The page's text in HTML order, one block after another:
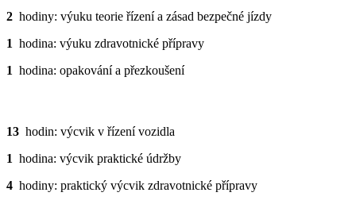
2 hodiny: výuku teorie řízení a zásad bezpečné jízdy
1 hodina: výuku zdravotnické přípravy
1 hodina: opakování a přezkoušení
13 hodin: výcvik v řízení vozidla
1 hodina: výcvik praktické údržby
4 hodiny: praktický výcvik zdravotnické přípravy